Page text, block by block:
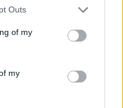
Outs
of my
my
επιστροφή στα
ημέρες ago
του φετινού
υπογραφή της Xiaomi